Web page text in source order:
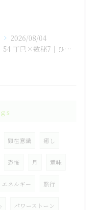
2026/08/04
54 丁巳×数秘7｜ひとりで抱え込まない生き方
顕在意識 癒し
恐怖 月 意味
エネルギー 旅行
パワーストーン